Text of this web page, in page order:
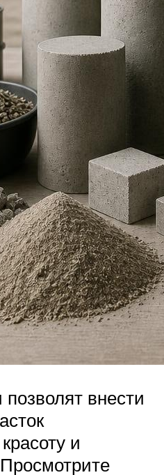
внести
и